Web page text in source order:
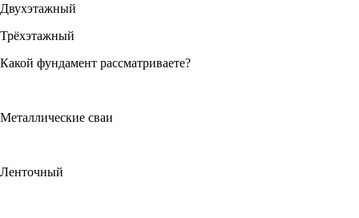
Двухэтажный
Трёхэтажный
Какой фундамент рассматриваете?
Металлические сваи
Ленточный